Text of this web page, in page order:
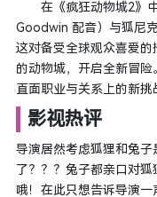
在《疯狂动物城2》中
Goodwin 配音）与狐尼
这对备受全球观众喜爱
的动物城，开启全新冒
直面职业与关系上的新挑
影视热评
导演居然考虑狐狸和兔
了？？？兔子都亲口对
哦！在此只想告诉导演一